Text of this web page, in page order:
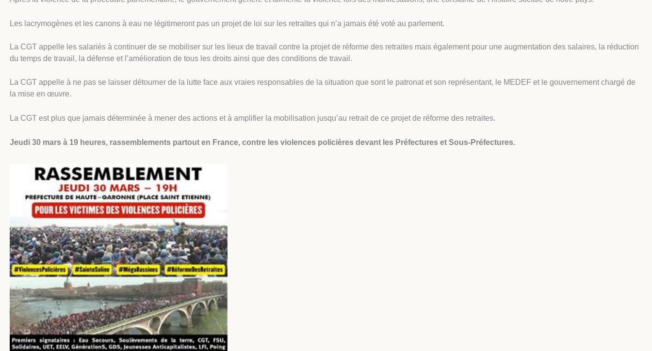
Les lacrymogènes et les canons à eau ne légitimeront pas un projet de loi sur les retraites qui n’a jamais été voté au parlement.
La CGT appelle les salariés à continuer de se mobiliser sur les lieux de travail contre la projet de réforme des retraites mais également pour une augmentation des salaires, la réduction
du temps de travail, la défense et l’amélioration de tous les droits ainsi que des conditions de travail.
La CGT appelle à ne pas se laisser détourner de la lutte face aux vraies responsables de la situation que sont le patronat et son représentant, le MEDEF et le gouvernement chargé de
la mise en œuvre.
La CGT est plus que jamais déterminée à mener des actions et à amplifier la mobilisation jusqu’au retrait de ce projet de réforme des retraites.
Jeudi 30 mars à 19 heures, rassemblements partout en France, contre les violences policières devant les Préfectures et Sous-Préfectures.